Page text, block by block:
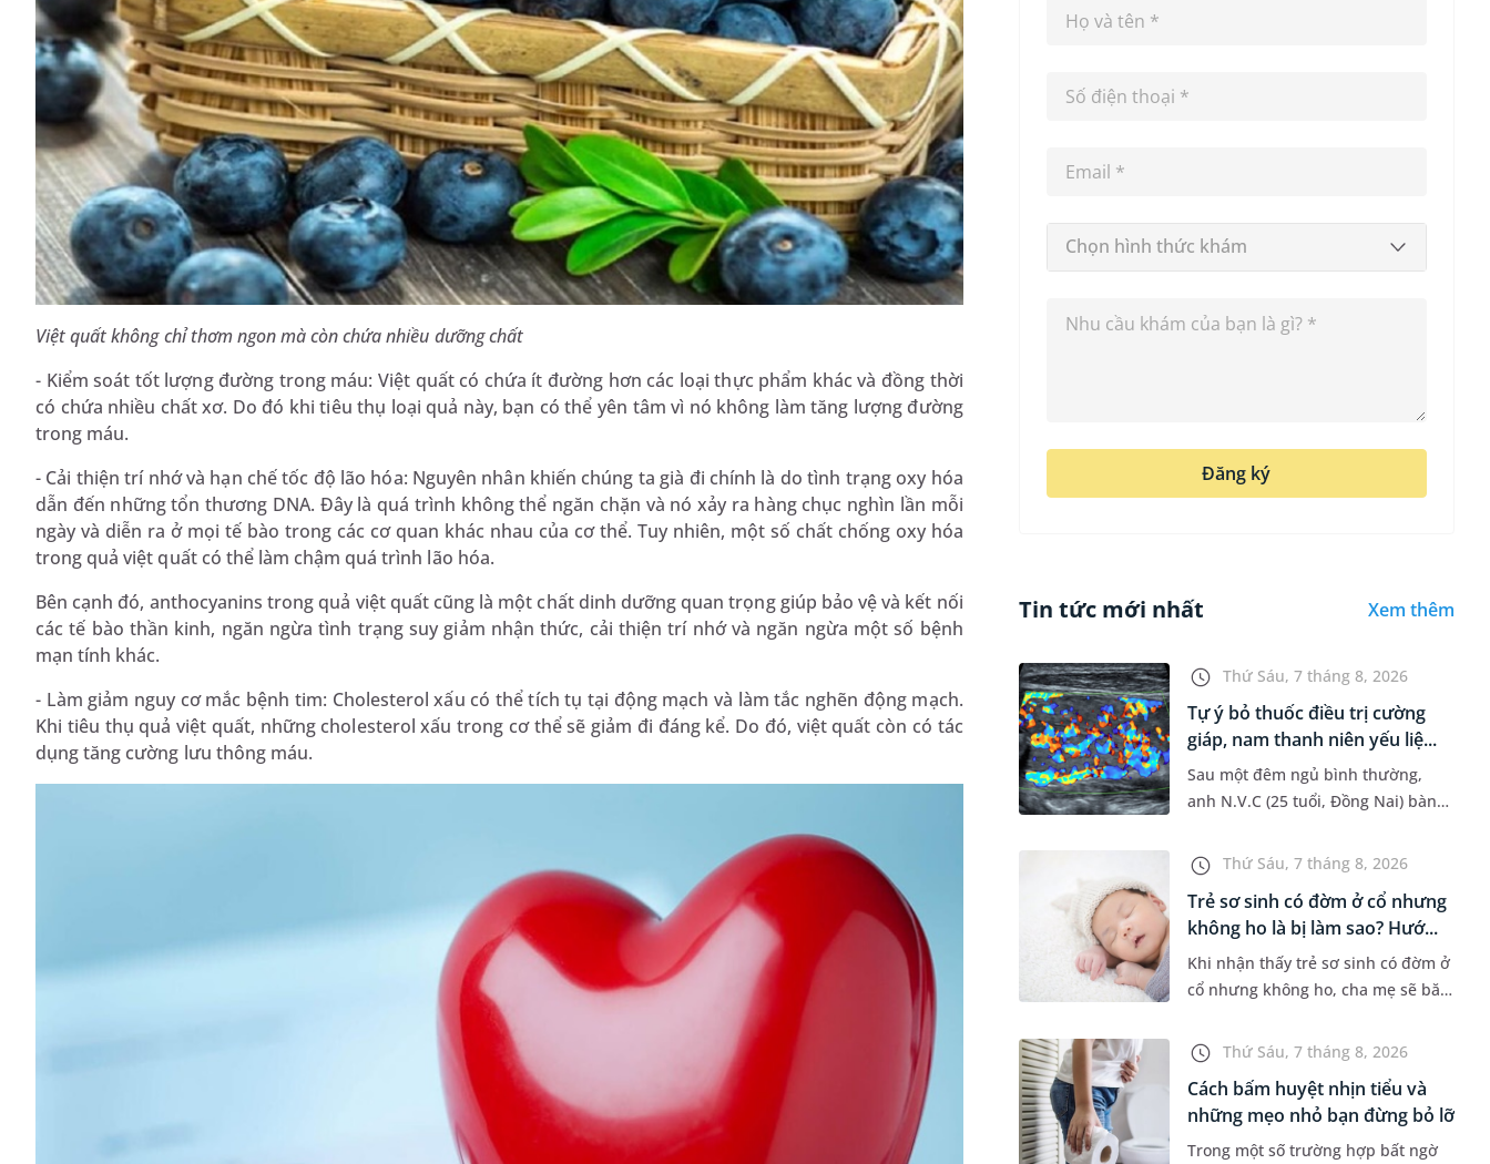
Việt quất không chỉ thơm ngon mà còn chứa nhiều dưỡng chất
- Kiểm soát tốt lượng đường trong máu: Việt quất có chứa ít đường hơn các loại thực phẩm khác và đồng thời
có chứa nhiều chất xơ. Do đó khi tiêu thụ loại quả này, bạn có thể yên tâm vì nó không làm tăng lượng đường
trong máu.
- Cải thiện trí nhớ và hạn chế tốc độ lão hóa: Nguyên nhân khiến chúng ta già đi chính là do tình trạng oxy hóa
dẫn đến những tổn thương DNA. Đây là quá trình không thể ngăn chặn và nó xảy ra hàng chục nghìn lần mỗi
ngày và diễn ra ở mọi tế bào trong các cơ quan khác nhau của cơ thể. Tuy nhiên, một số chất chống oxy hóa
trong quả việt quất có thể làm chậm quá trình lão hóa.
Bên cạnh đó, anthocyanins trong quả việt quất cũng là một chất dinh dưỡng quan trọng giúp bảo vệ và kết nối
các tế bào thần kinh, ngăn ngừa tình trạng suy giảm nhận thức, cải thiện trí nhớ và ngăn ngừa một số bệnh
mạn tính khác.
- Làm giảm nguy cơ mắc bệnh tim: Cholesterol xấu có thể tích tụ tại động mạch và làm tắc nghẽn động mạch.
Khi tiêu thụ quả việt quất, những cholesterol xấu trong cơ thể sẽ giảm đi đáng kể. Do đó, việt quất còn có tác
dụng tăng cường lưu thông máu.
Chọn hình thức khám
Đăng ký
Tin tức mới nhất Xem thêm
Thứ Sáu, 7 tháng 8, 2026
Tự ý bỏ thuốc điều trị cường
giáp, nam thanh niên yếu liệ...
Sau một đêm ngủ bình thường,
anh N.V.C (25 tuổi, Đồng Nai) bàng
không thể vận động đi lại được. Kết
quả thăm khám tại Phòng...
Thứ Sáu, 7 tháng 8, 2026
Trẻ sơ sinh có đờm ở cổ nhưng
không ho là bị làm sao? Hướ...
Khi nhận thấy trẻ sơ sinh có đờm ở
cổ nhưng không ho, cha mẹ sẽ băn
đường hô hấp hay không. Những
chia sẻ dưới đây sẽ giúp ch...
Thứ Sáu, 7 tháng 8, 2026
Cách bấm huyệt nhịn tiểu và
những mẹo nhỏ bạn đừng bỏ lỡ
Trong một số trường hợp bất ngờ